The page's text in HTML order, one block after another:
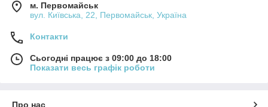
м. Первомайськ
вул. Київська, 22, Первомайськ, Україна
Контакти
Сьогодні працює з 09:00 до 18:00
Показати весь графік роботи
Про нас